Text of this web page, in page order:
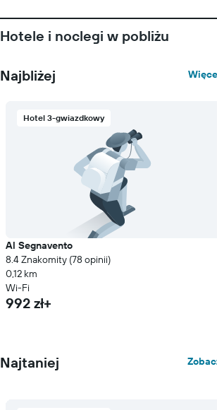
Hotele i noclegi w pobliżu
Najbliżej
Hotel 3-gwiazdkowy
Al Segnavento
8.4 Znakomity (78 opinii)
0,12 km
Wi-Fi
992 zł+
Najtaniej